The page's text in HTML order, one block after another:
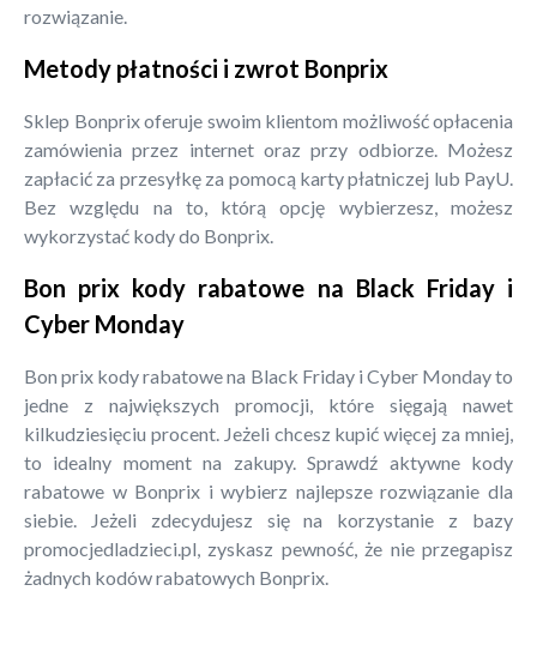
rozwiązanie.
Metody płatności i zwrot Bonprix
Sklep Bonprix oferuje swoim klientom możliwość opłacenia
zamówienia przez internet oraz przy odbiorze. Możesz
zapłacić za przesyłkę za pomocą karty płatniczej lub PayU.
Bez względu na to, którą opcję wybierzesz, możesz
wykorzystać kody do Bonprix.
Bon prix kody rabatowe na Black Friday i
Cyber Monday
Bon prix kody rabatowe na Black Friday i Cyber Monday to
jedne z największych promocji, które sięgają nawet
kilkudziesięciu procent. Jeżeli chcesz kupić więcej za mniej,
to idealny moment na zakupy. Sprawdź aktywne kody
rabatowe w Bonprix i wybierz najlepsze rozwiązanie dla
siebie. Jeżeli zdecydujesz się na korzystanie z bazy
promocjedladzieci.pl, zyskasz pewność, że nie przegapisz
żadnych kodów rabatowych Bonprix.